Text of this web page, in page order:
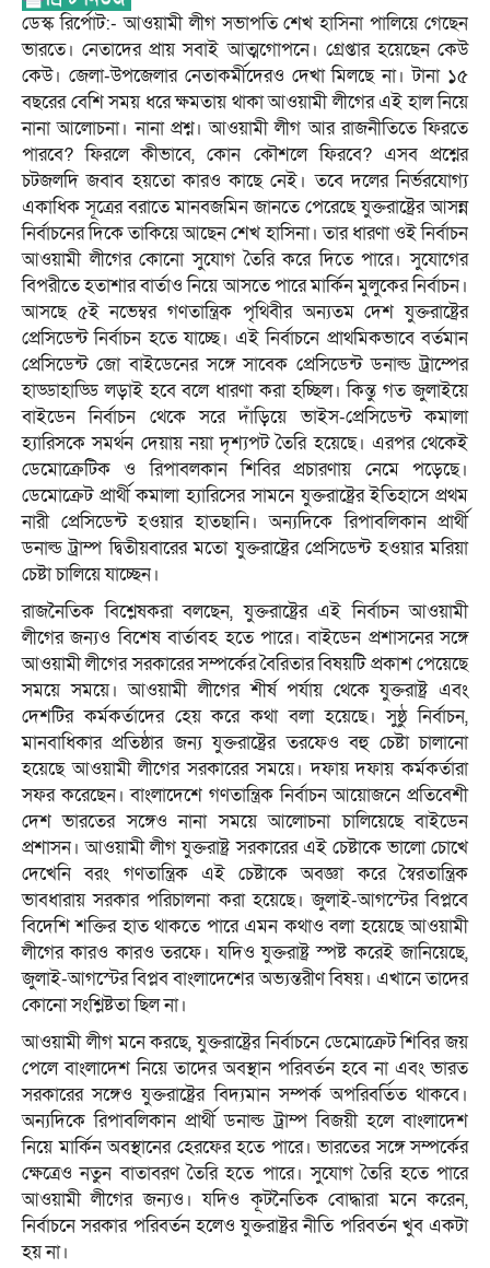
ডেস্ক রির্পোট:- আওয়ামী লীগ সভাপতি শেখ হাসিনা পালিয়ে গেছেন
ভারতে। নেতাদের প্রায় সবাই আত্মগোপনে। গ্রেপ্তার হয়েছেন কেউ
কেউ। জেলা-উপজেলার নেতাকর্মীদেরও দেখা মিলছে না। টানা ১৫
বছরের বেশি সময় ধরে ক্ষমতায় থাকা আওয়ামী লীগের এই হাল নিয়ে
নানা আলোচনা। নানা প্রশ্ন। আওয়ামী লীগ আর রাজনীতিতে ফিরতে
পারবে? ফিরলে কীভাবে, কোন কৌশলে ফিরবে? এসব প্রশ্নের
চটজলদি জবাব হয়তো কারও কাছে নেই। তবে দলের নির্ভরযোগ্য
একাধিক সূত্রের বরাতে মানবজমিন জানতে পেরেছে যুক্তরাষ্ট্রের আসন্ন
নির্বাচনের দিকে তাকিয়ে আছেন শেখ হাসিনা। তার ধারণা ওই নির্বাচন
আওয়ামী লীগের কোনো সুযোগ তৈরি করে দিতে পারে। সুযোগের
বিপরীতে হতাশার বার্তাও নিয়ে আসতে পারে মার্কিন মুলুকের নির্বাচন।
আসছে ৫ই নভেম্বর গণতান্ত্রিক পৃথিবীর অন্যতম দেশ যুক্তরাষ্ট্রের
প্রেসিডেন্ট নির্বাচন হতে যাচ্ছে। এই নির্বাচনে প্রাথমিকভাবে বর্তমান
প্রেসিডেন্ট জো বাইডেনের সঙ্গে সাবেক প্রেসিডেন্ট ডনাল্ড ট্রাম্পের
হাড্ডাহাড্ডি লড়াই হবে বলে ধারণা করা হচ্ছিল। কিন্তু গত জুলাইয়ে
বাইডেন নির্বাচন থেকে সরে দাঁড়িয়ে ভাইস-প্রেসিডেন্ট কমালা
হ্যারিসকে সমর্থন দেয়ায় নয়া দৃশ্যপট তৈরি হয়েছে। এরপর থেকেই
ডেমোক্রেটিক ও রিপাবলকান শিবির প্রচারণায় নেমে পড়েছে।
ডেমোক্রেট প্রার্থী কমালা হ্যারিসের সামনে যুক্তরাষ্ট্রের ইতিহাসে প্রথম
নারী প্রেসিডেন্ট হওয়ার হাতছানি। অন্যদিকে রিপাবলিকান প্রার্থী
ডনাল্ড ট্রাম্প দ্বিতীয়বারের মতো যুক্তরাষ্ট্রের প্রেসিডেন্ট হওয়ার মরিয়া
চেষ্টা চালিয়ে যাচ্ছেন।
রাজনৈতিক বিশ্লেষকরা বলছেন, যুক্তরাষ্ট্রের এই নির্বাচন আওয়ামী
লীগের জন্যও বিশেষ বার্তাবহ হতে পারে। বাইডেন প্রশাসনের সঙ্গে
আওয়ামী লীগের সরকারের সম্পর্কের বৈরিতার বিষয়টি প্রকাশ পেয়েছে
সময়ে সময়ে। আওয়ামী লীগের শীর্ষ পর্যায় থেকে যুক্তরাষ্ট্র এবং
দেশটির কর্মকর্তাদের হেয় করে কথা বলা হয়েছে। সুষ্ঠু নির্বাচন,
মানবাধিকার প্রতিষ্ঠার জন্য যুক্তরাষ্ট্রের তরফেও বহু চেষ্টা চালানো
হয়েছে আওয়ামী লীগের সরকারের সময়ে। দফায় দফায় কর্মকর্তারা
সফর করেছেন। বাংলাদেশে গণতান্ত্রিক নির্বাচন আয়োজনে প্রতিবেশী
দেশ ভারতের সঙ্গেও নানা সময়ে আলোচনা চালিয়েছে বাইডেন
প্রশাসন। আওয়ামী লীগ যুক্তরাষ্ট্র সরকারের এই চেষ্টাকে ভালো চোখে
দেখেনি বরং গণতান্ত্রিক এই চেষ্টাকে অবজ্ঞা করে স্বৈরতান্ত্রিক
ভাবধারায় সরকার পরিচালনা করা হয়েছে। জুলাই-আগস্টের বিপ্লবে
বিদেশি শক্তির হাত থাকতে পারে এমন কথাও বলা হয়েছে আওয়ামী
লীগের কারও কারও তরফে। যদিও যুক্তরাষ্ট্র স্পষ্ট করেই জানিয়েছে,
জুলাই-আগস্টের বিপ্লব বাংলাদেশের অভ্যন্তরীণ বিষয়। এখানে তাদের
কোনো সংশ্লিষ্টতা ছিল না।
আওয়ামী লীগ মনে করছে, যুক্তরাষ্ট্রের নির্বাচনে ডেমোক্রেট শিবির জয়
পেলে বাংলাদেশ নিয়ে তাদের অবস্থান পরিবর্তন হবে না এবং ভারত
সরকারের সঙ্গেও যুক্তরাষ্ট্রের বিদ্যমান সম্পর্ক অপরিবর্তিত থাকবে।
অন্যদিকে রিপাবলিকান প্রার্থী ডনাল্ড ট্রাম্প বিজয়ী হলে বাংলাদেশ
নিয়ে মার্কিন অবস্থানের হেরফের হতে পারে। ভারতের সঙ্গে সম্পর্কের
ক্ষেত্রেও নতুন বাতাবরণ তৈরি হতে পারে। সুযোগ তৈরি হতে পারে
আওয়ামী লীগের জন্যও। যদিও কূটনৈতিক বোদ্ধারা মনে করেন,
নির্বাচনে সরকার পরিবর্তন হলেও যুক্তরাষ্ট্রর নীতি পরিবর্তন খুব একটা
হয় না।